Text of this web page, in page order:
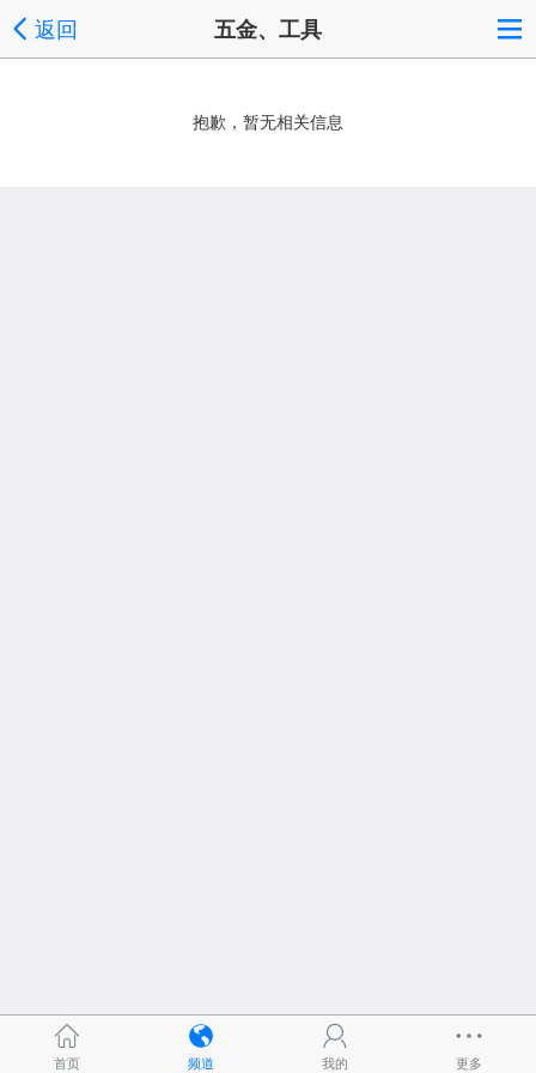
返回 五金、工具
抱歉，暂无相关信息
首页 频道 我的 更多